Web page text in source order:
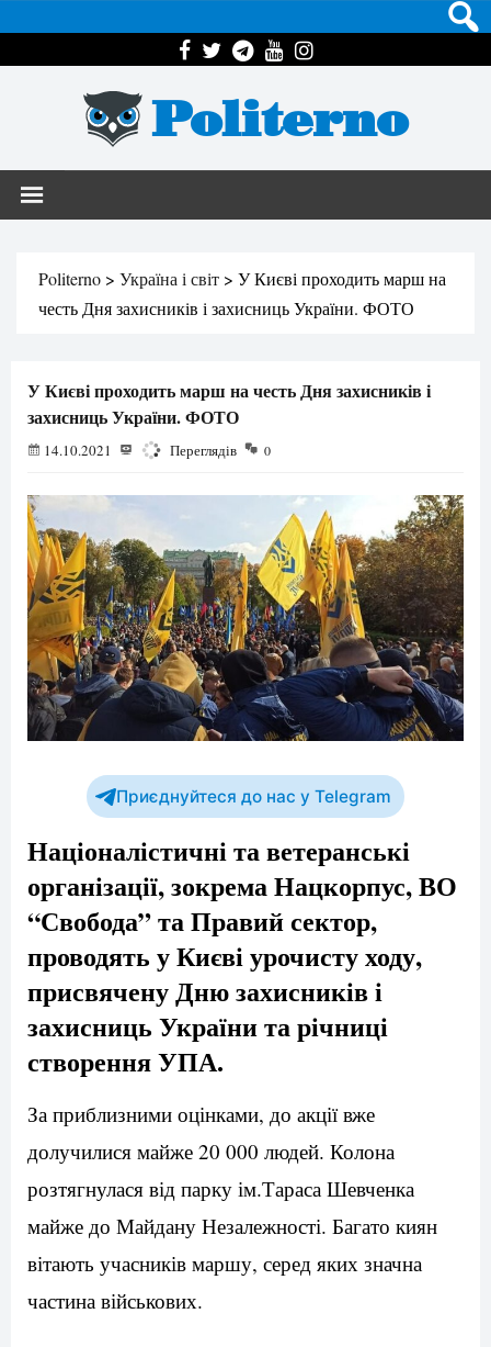
Politerno
Politerno > Україна і світ > У Києві проходить марш на
честь Дня захисників і захисниць України. ФОТО
У Києві проходить марш на честь Дня захисників і
захисниць України. ФОТО
14.10.2021 1336 Переглядів 0
Приєднуйтеся до нас у Telegram
Націоналістичні та ветеранські
організації, зокрема Нацкорпус, ВО
“Свобода” та Правий сектор,
проводять у Києві урочисту ходу,
присвячену Дню захисників і
захисниць України та річниці
створення УПА.
За приблизними оцінками, до акції вже
долучилися майже 20 000 людей. Колона
розтягнулася від парку ім.Тараса Шевченка
майже до Майдану Незалежності. Багато киян
вітають учасників маршу, серед яких значна
частина військових.